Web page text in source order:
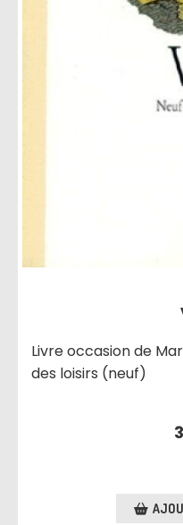
Livre occasion de
des loisirs (neuf)